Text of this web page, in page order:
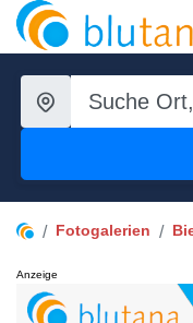
Fotogalerien
Anzeige